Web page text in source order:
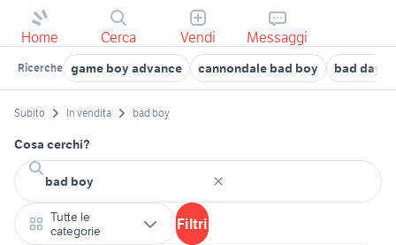
Home Cerca Vendi Messaggi
Ricerche game boy advance cannondale bad boy bad day
Subito In vendita bad boy
Cosa cerchi?
Tutte le
categorie
Filtri